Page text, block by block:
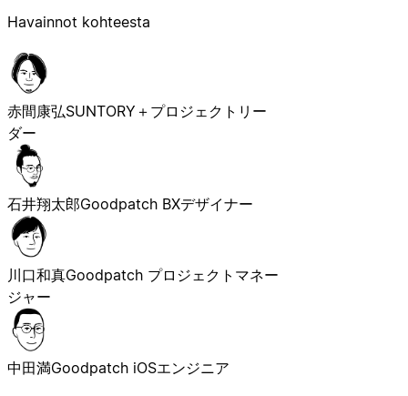
Havainnot kohteesta
赤間康弘SUNTORY＋プロジェクトリー
ダー
石井翔太郎Goodpatch BXデザイナー
川口和真Goodpatch プロジェクトマネー
ジャー
中田満Goodpatch iOSエンジニア